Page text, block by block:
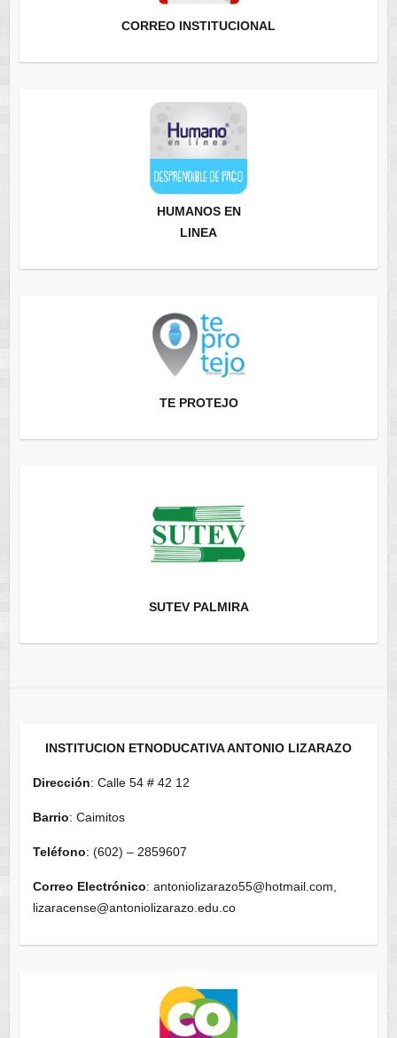
CORREO INSTITUCIONAL
HUMANOS EN
LINEA
TE PROTEJO
SUTEV PALMIRA
INSTITUCION ETNODUCATIVA ANTONIO LIZARAZO
Dirección: Calle 54 # 42 12
Barrio: Caimitos
Teléfono: (602) – 2859607
Correo Electrónico: antoniolizarazo55@hotmail.com,
lizaracense@antoniolizarazo.edu.co